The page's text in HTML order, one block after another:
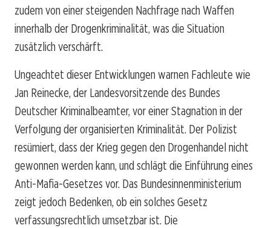
zudem von einer steigenden Nachfrage nach Waffen
innerhalb der Drogenkriminalität, was die Situation
zusätzlich verschärft.
Ungeachtet dieser Entwicklungen warnen Fachleute wie
Jan Reinecke, der Landesvorsitzende des Bundes
Deutscher Kriminalbeamter, vor einer Stagnation in der
Verfolgung der organisierten Kriminalität. Der Polizist
resümiert, dass der Krieg gegen den Drogenhandel nicht
gewonnen werden kann, und schlägt die Einführung eines
Anti-Mafia-Gesetzes vor. Das Bundesinnenministerium
zeigt jedoch Bedenken, ob ein solches Gesetz
verfassungsrechtlich umsetzbar ist. Die